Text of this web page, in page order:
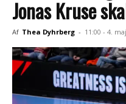
Jonas Kruse
Af Thea Dyhrberg - 11:00 - 4. maj